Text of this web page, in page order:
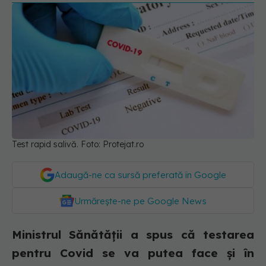
Test rapid salivă. Foto: Protejat.ro
Adaugă-ne ca sursă preferată în Google
Urmărește-ne pe Google News
Ministrul Sănătății a spus că testarea
pentru Covid se va putea face și în